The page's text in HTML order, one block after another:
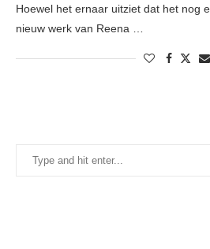
Hoewel het ernaar uitziet dat het nog
nieuw werk van Reena …